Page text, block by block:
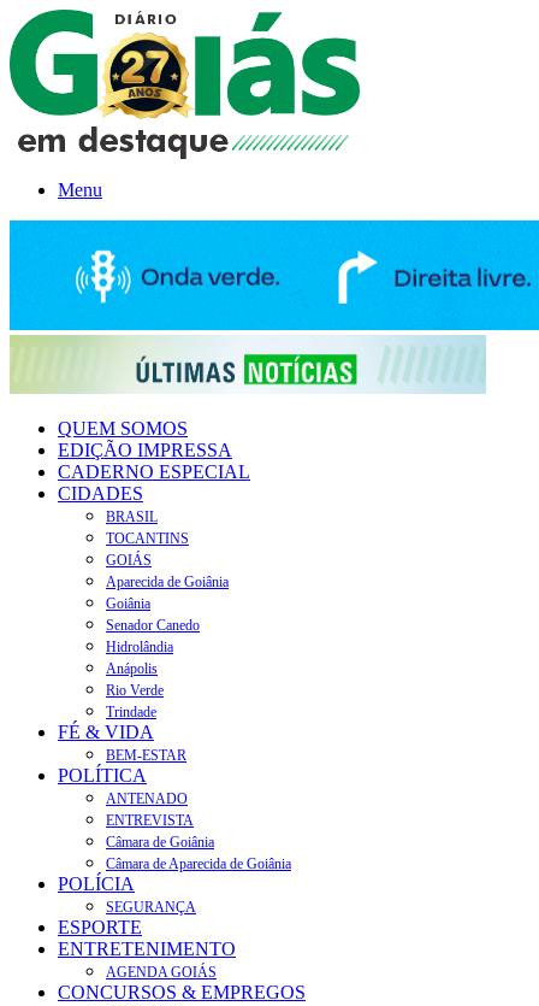
Menu
QUEM SOMOS
EDIÇÃO IMPRESSA
CADERNO ESPECIAL
CIDADES
BRASIL
TOCANTINS
GOIÁS
Aparecida de Goiânia
Goiânia
Senador Canedo
Hidrolândia
Anápolis
Rio Verde
Trindade
FÉ & VIDA
BEM-ESTAR
POLÍTICA
ANTENADO
ENTREVISTA
Câmara de Goiânia
Câmara de Aparecida de Goiânia
POLÍCIA
SEGURANÇA
ESPORTE
ENTRETENIMENTO
AGENDA GOIÁS
CONCURSOS & EMPREGOS